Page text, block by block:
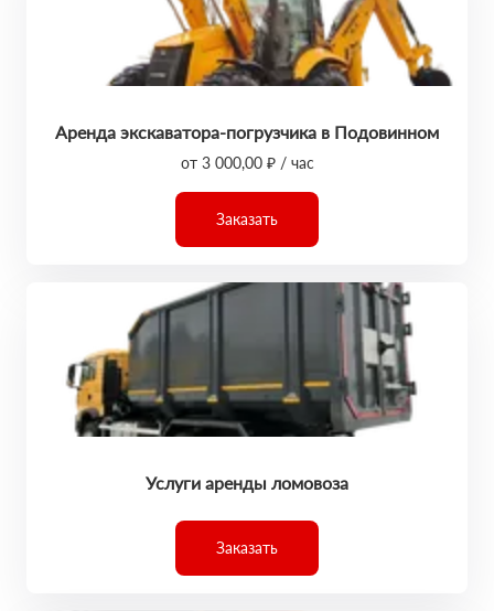
Аренда экскаватора-погрузчика в Подовинном
от 3 000,00 ₽ / час
Заказать
Услуги аренды ломовоза
Заказать